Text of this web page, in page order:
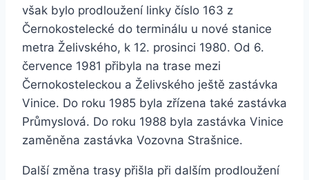
však bylo prodloužení linky číslo 163 z
Černokostelecké do terminálu u nové stanice
metra Želivského, k 12. prosinci 1980. Od 6.
července 1981 přibyla na trase mezi
Černokosteleckou a Želivského ještě zastávka
Vinice. Do roku 1985 byla zřízena také zastávka
Průmyslová. Do roku 1988 byla zastávka Vinice
zaměněna zastávka Vozovna Strašnice.
Další změna trasy přišla při dalším prodloužení